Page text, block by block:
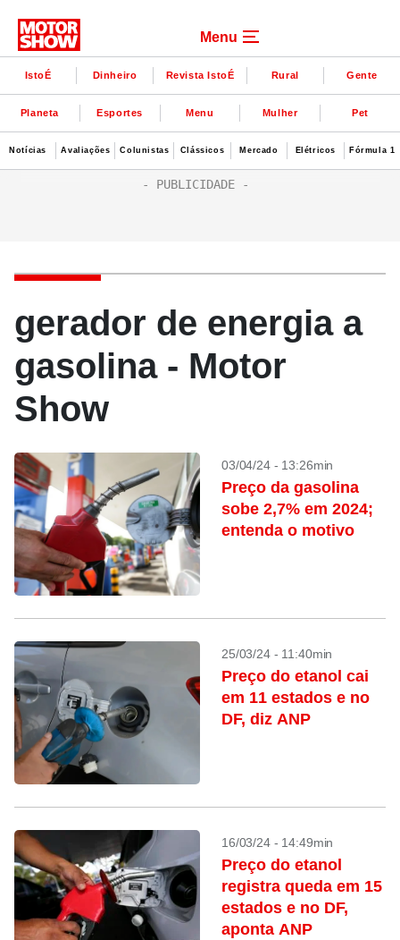
Menu
IstoÉ Dinheiro Revista IstoÉ Rural Gente
Planeta Esportes Menu Mulher Pet
Notícias Avaliações Colunistas Clássicos Mercado Elétricos Fórmula 1
gerador de energia a
gasolina - Motor
Show
03/04/24 - 13:26min
Preço da gasolina
sobe 2,7% em 2024;
entenda o motivo
25/03/24 - 11:40min
Preço do etanol cai
em 11 estados e no
DF, diz ANP
16/03/24 - 14:49min
Preço do etanol
registra queda em 15
estados e no DF,
aponta ANP